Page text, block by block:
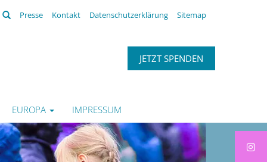
Suchen
Presse Kontakt Datenschutzerklärung Sitemap
JETZT SPENDEN
EUROPA IMPRESSUM